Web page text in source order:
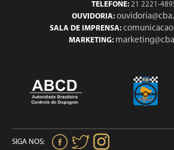
TELEFONE:21 2221-
OUVIDORIA:
SALA DE IMPRENSA:
MARKETING:
SIGA NOS: